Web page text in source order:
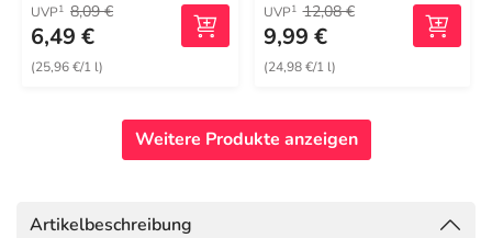
UVP1 8,09 €
6,49 €
(25,96 €/1 l)
UVP1 12,08 €
9,99 €
(24,98 €/1 l)
Weitere Produkte anzeigen
Artikelbeschreibung